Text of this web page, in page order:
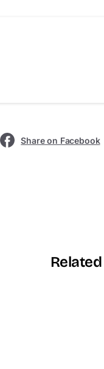
Share on Facebook